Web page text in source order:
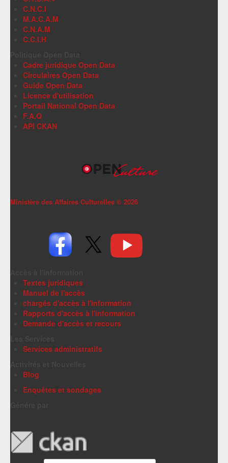
C.N.C.I
M.A.C.A.M
C.N.A.M
C.C.I.H
Cadre juridique Open Data
Circulaires Open Data
Guide Open Data
Licence d'utilisation
Portail National Open Data
F.A.Q
API CKAN
Ministère des Affaires Culturelles © 2026
Textes juridiques
Manuel de l'accès
chargés d'accès à l'information
Rapports d'accès à l'information
Demande d'accès et recours
Services administratifs
Blog
Enquêtes et sondages